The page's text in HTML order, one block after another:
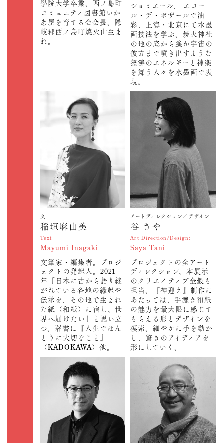
學院大学卒業。西ノ島町
コミュニティ図書館いか
あ屋を育てる会会長。隠
岐郡西ノ島町焼火山生ま
れ。
ショミエール、 エコー
ル・デ・ボザールで油
彩、上海・北京にて水墨
画技法を学ぶ。焼火神社
の地の底から遙か宇宙の
彼方まで噴き出すような
怒涛のエネルギーと神楽
を舞う人々を水墨画で表
現。
文
稲垣麻由美
Text
Mayumi Inagaki
文筆家・編集者。プロジ
ェクトの発起人。2021
年「日本に古から語り継
がれている各地の縁起や
伝承を、その地で生まれ
た紙（和紙）に宿し、世
界へ届けたい」と思い立
つ。著書に『人生でほん
とうに大切なこと』
（KADOKAWA）他。
アートディレクション／デザイン
谷 さや
Art Direction/Design:
Saya Tani
プロジェクトの全アート
ディレクション、本展示
のクリエイティブ全般も
担当。『神迎え』制作に
あたっては、手漉き和紙
の魅力を最大限に感じて
もらえる形とデザインを
模索。細やかに手を動か
し、驚きのアイディアを
形にしていく。